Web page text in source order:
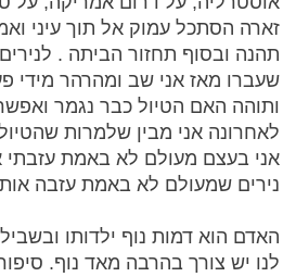
זארה הסתכל עמוק אל תוך עיני
שעברו מאז אני שב ומהרהר מידי
ותוהה האם הטיול כבר נגמר
לאחרונה אני מבין שלמרות
אני בעצם מעולם לא באמת עזבתי
נירים שמעולם לא באמת עזבה
האדם הוא דמות נוף ילדותו
לנו יש צורך בהרבה מאד נוף.